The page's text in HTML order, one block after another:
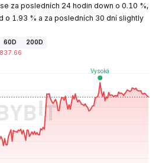
za posledních 24 hodin down o 0.10 %,
o 1.93 % a za posledních 30 dní slightly
60D
200D